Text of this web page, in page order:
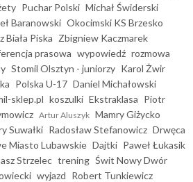
Puchar Polski Michał Świderski
Baranowski Okocimski KS Brzesko
Biała Piska Zbigniew Kaczmarek
prasowa wypowiedź rozmowa
Stomil Olsztyn - juniorzy Karol Żwir
Polska U-17 Daniel Michałowski
sklep.pl koszulki Ekstraklasa Piotr
Artur Aluszyk Mamry Giżycko
Suwałki Radosław Stefanowicz Drwęca
Miasto Lubawskie Dajtki Paweł Łukasik
Strzelec trening Świt Nowy Dwór
wyjazd Robert Tunkiewicz